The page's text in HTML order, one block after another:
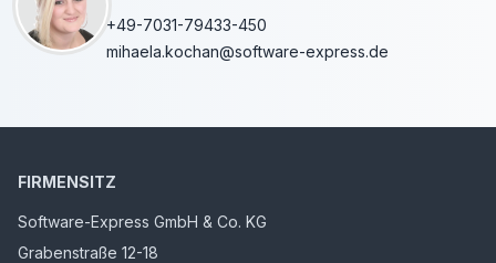
+49-7031-79433-450
mihaela.kochan@software-express.de
FIRMENSITZ
Software-Express GmbH & Co. KG
Grabenstraße 12-18